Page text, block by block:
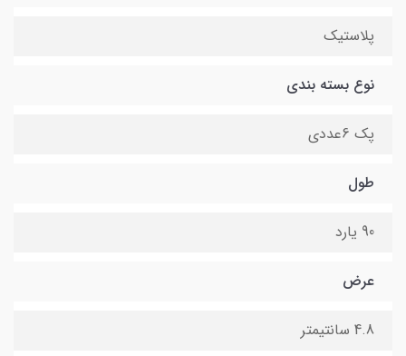
پلاستیک
نوع بسته بندی
پک 6عددی
طول
90 یارد
عرض
4.8 سانتیمتر